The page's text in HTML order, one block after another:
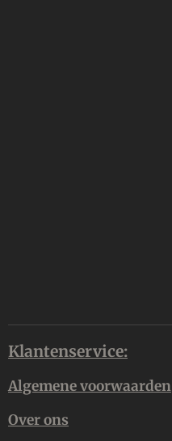
Klantenservice:
Algemene voorwaarden
Over ons